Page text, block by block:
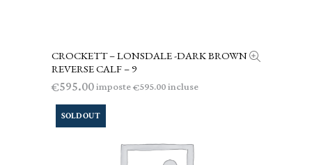
LEGGI TUTTO
CROCKETT – LONSDALE -DARK BROWN
REVERSE CALF – 9
€595.00imposte€595.00incluse
SOLD OUT